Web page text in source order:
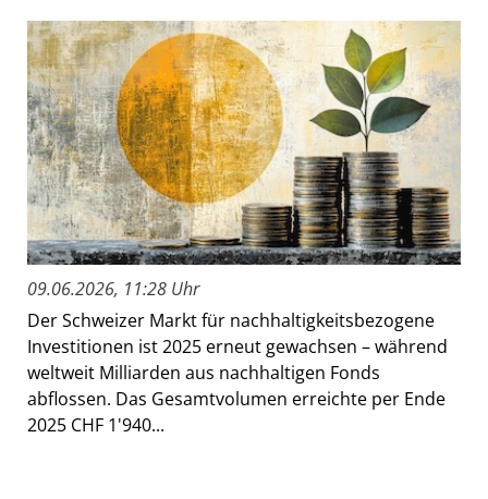
09.06.2026, 11:28 Uhr
Der Schweizer Markt für nachhaltigkeitsbezogene
Investitionen ist 2025 erneut gewachsen – während
weltweit Milliarden aus nachhaltigen Fonds
abflossen. Das Gesamtvolumen erreichte per Ende
2025 CHF 1'940...